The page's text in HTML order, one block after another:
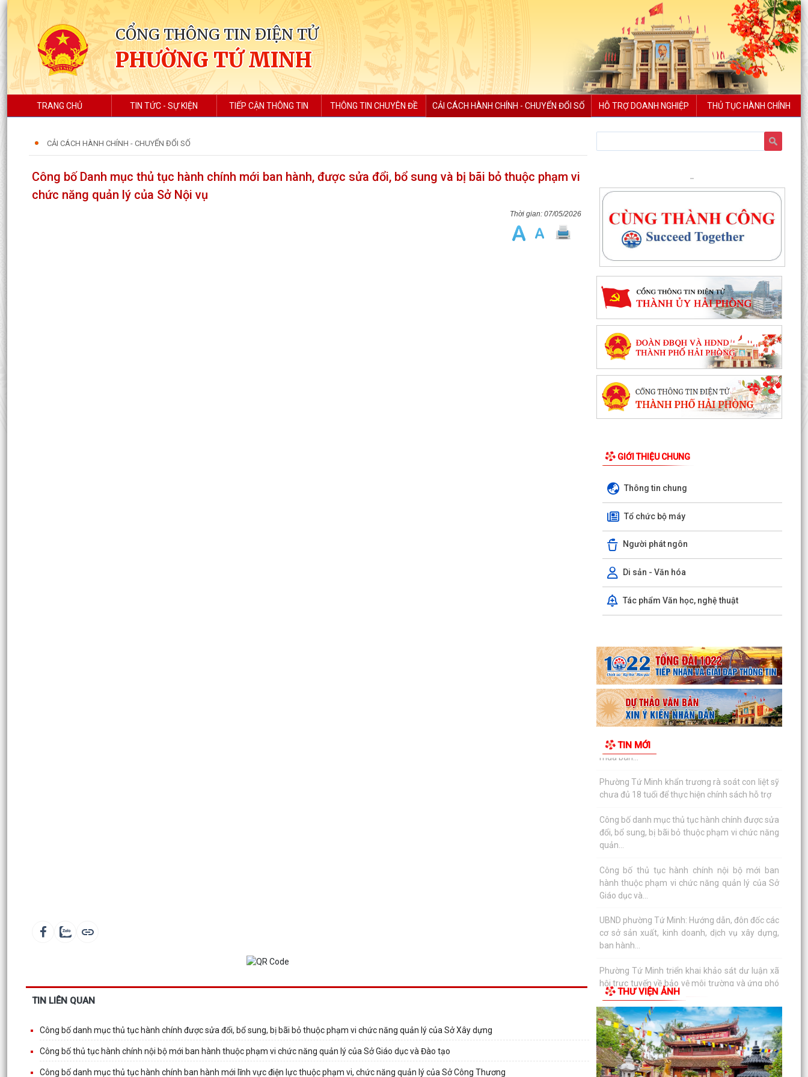
CỔNG THÔNG TIN ĐIỆN TỬ
PHƯỜNG TỨ MINH
TRANG CHỦ TIN TỨC - SỰ KIỆN TIẾP CẬN THÔNG TIN THÔNG TIN CHUYÊN ĐỀ CẢI CÁCH HÀNH CHÍNH - CHUYỂN ĐỔI SỐ HỖ TRỢ DOANH NGHIỆP THỦ TỤC HÀNH CHÍNH
CẢI CÁCH HÀNH CHÍNH - CHUYỂN ĐỔI SỐ
Công bố Danh mục thủ tục hành chính mới ban hành, được sửa đổi, bổ sung và bị bãi bỏ thuộc phạm vi
chức năng quản lý của Sở Nội vụ
07/05/2026
TIN LIÊN QUAN
Công bố danh mục thủ tục hành chính được sửa đổi, bổ sung, bị bãi bỏ thuộc phạm vi chức năng quản lý của Sở Xây dựng
Công bố thủ tục hành chính nội bộ mới ban hành thuộc phạm vi chức năng quản lý của Sở Giáo dục và Đào tạo
Công bố danh mục thủ tục hành chính ban hành mới lĩnh vực điện lực thuộc phạm vi, chức năng quản lý của Sở Công Thương
GIỚI THIỆU CHUNG
Thông tin chung
Tổ chức bộ máy
Người phát ngôn
Di sản - Văn hóa
Tác phẩm Văn học, nghệ thuật
TIN MỚI
Ban chỉ huy quân sự phường Tứ Minh tổ chức
Hội nghị hiệp đồng bảo đảm diễn tập chiến đấu
trong khu...
Khai mạc giải cầu lông thiếu niên, nhi đồng hè
2026
Thông báo tuyển ứng viên điều dưỡng, nhân
viên chăm sóc đi làm việc tại Nhật Bản theo
Phường Tứ Minh đẩy mạnh khai thác tài liệu số
Chủ động phòng, chống sốt xuất huyết – bảo vệ
Nâng cao cảnh giác trước chiêu trò “việc nhẹ,
lương cao”: Tứ Minh tăng cường phòng, chống
mua bán...
Phường Tứ Minh khẩn trương rà soát con liệt sỹ
chưa đủ 18 tuổi để thực hiện chính sách hỗ trợ
quản...
Công bố thủ tục hành chính nội bộ mới ban
hành thuộc phạm vi chức năng quản lý của Sở
Giáo dục và...
UBND phường Tứ Minh: Hướng dẫn, đôn đốc các
ban hành...
hội trực tuyến về bảo vệ môi trường và ứng phó
biến...
Phường Tứ Minh Tổ chức Hội nghị bồi dưỡng
kiến thức phục vụ diễn tập chiến đấu trong khu
vực phòng...
Chúc mừng thành tích ấn tượng của học sinh
trường THCS Tứ Minh
đất đai
Phường Tứ Minh thống nhất địa điểm sinh hoạt
Tứ Minh triển khai kế hoạch thực hiện chỉ tiêu
bảo hiểm xã hội, bảo hiểm y tế năm 2026
Giáo viên có thời gian nghỉ dưỡng sức, phục hồi
sức khỏe sau thai sản trùng với kỳ nghỉ hè có
được...
Đang đóng BHXH bắt buộc, có được đóng thêm
THƯ VIỆN ẢNH